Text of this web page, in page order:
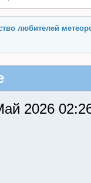
любителей
2026